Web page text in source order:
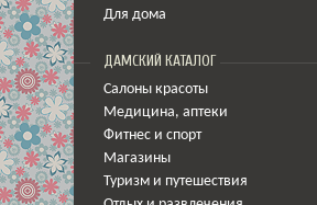
Для дома
ДАМСКИЙ КАТАЛОГ
Салоны красоты
Медицина, аптеки
Фитнес и спорт
Магазины
Туризм и путешествия